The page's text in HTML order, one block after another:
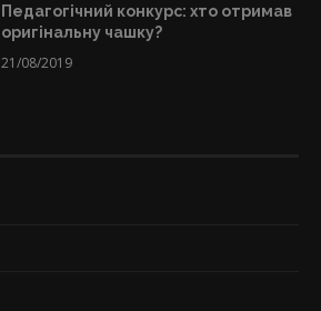
Педагогічний конкурс: хто отримав
оригінальну чашку?
21/08/2019